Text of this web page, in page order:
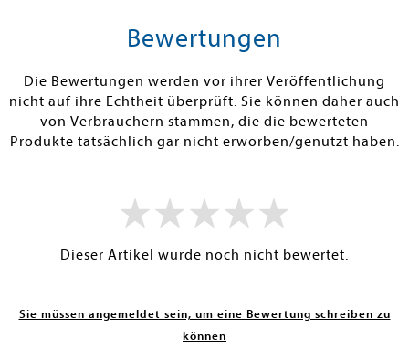
Warenkorb
Bewertungen
Die Bewertungen werden vor ihrer Veröffentlichung
nicht auf ihre Echtheit überprüft. Sie können daher auch
von Verbrauchern stammen, die die bewerteten
Produkte tatsächlich gar nicht erworben/genutzt haben.
Dieser Artikel wurde noch nicht bewertet.
Sie müssen angemeldet sein, um eine Bewertung schreiben zu
können